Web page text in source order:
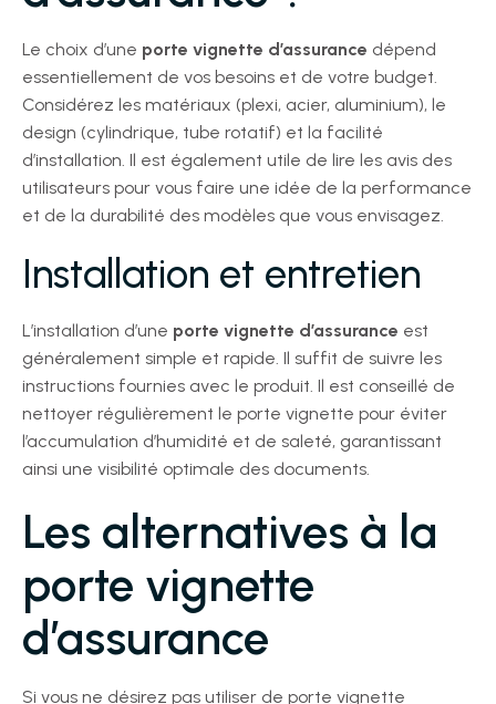
Le choix d’une porte vignette d’assurance dépend
essentiellement de vos besoins et de votre budget.
Considérez les matériaux (plexi, acier, aluminium), le
design (cylindrique, tube rotatif) et la facilité
d’installation. Il est également utile de lire les avis des
utilisateurs pour vous faire une idée de la performance
et de la durabilité des modèles que vous envisagez.
Installation et entretien
L’installation d’une porte vignette d’assurance est
généralement simple et rapide. Il suffit de suivre les
instructions fournies avec le produit. Il est conseillé de
nettoyer régulièrement le porte vignette pour éviter
l’accumulation d’humidité et de saleté, garantissant
ainsi une visibilité optimale des documents.
Les alternatives à la
porte vignette
d’assurance
Si vous ne désirez pas utiliser de porte vignette